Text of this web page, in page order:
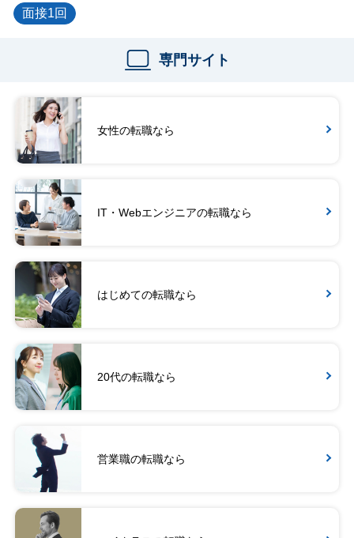
面接1回
専門サイト
女性の転職なら
IT・Webエンジニアの転職なら
はじめての転職なら
20代の転職なら
営業職の転職なら